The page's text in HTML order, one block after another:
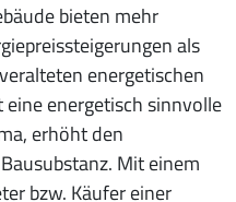
bieten mehr
als
energetischen
energetisch sinnvolle
erhöht den
Mit einem
bzw. Käufer einer